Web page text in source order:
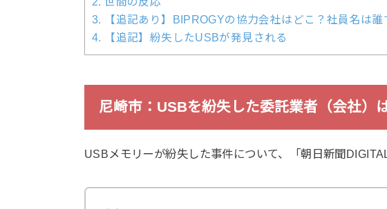
3.
【追記あり】BIPROGYの協力会社はどこ？社員名は誰
4.
【追記】紛失したUSBが発見される
尼崎市：USBを紛失した委託業者（会社）
USBメモリーが紛失した事件について、「朝日新聞